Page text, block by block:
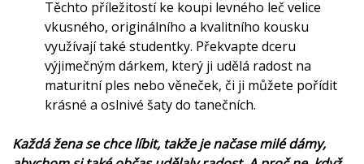
Těchto příležitostí ke koupi levného leč velice
vkusného, originálního a kvalitního kousku
využívají také studentky. Překvapte dceru
výjimečným dárkem, který ji udělá radost na
maturitní ples nebo věneček, či ji můžete pořídit
krásné a oslnivé šaty do tanečních.
Každá žena se chce líbit, takže je načase milé dámy,